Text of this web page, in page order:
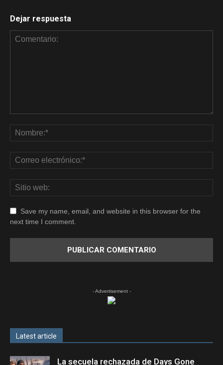
Dejar respuesta
Save my name, email, and website in this browser for the
next time I comment.
- Advertisement -
Latest article
La secuela rechazada de Days Gone